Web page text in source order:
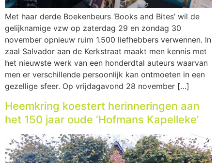
Met haar derde Boekenbeurs ‘Books and Bites’ wil de
gelijknamige vzw op zaterdag 29 en zondag 30
november opnieuw ruim 1.500 liefhebbers verwennen. In
zaal Salvador aan de Kerkstraat maakt men kennis met
het nieuwste werk van een honderdtal auteurs waarvan
men er verschillende persoonlijk kan ontmoeten in een
gezellige sfeer. Op vrijdagavond 28 november […]
Heemkring koestert herinneringen aan
het 150 jaar oude ‘Hofmans Kapelleke’